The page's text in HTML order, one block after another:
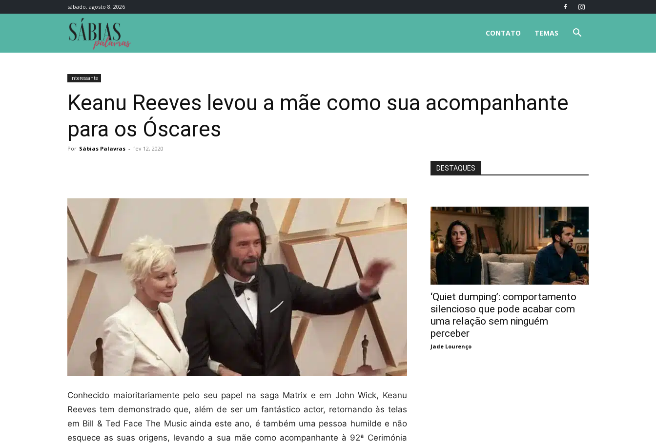
sábado, agosto 8, 2026
TEMAS
CONTATO
Interessante
Keanu Reeves levou a mãe como sua acompanhante
para os Óscares
Por Sábias Palavras - fev 12, 2020
Conhecido maioritariamente pelo seu papel na saga Matrix e em John Wick, Keanu
Reeves tem demonstrado que, além de ser um fantástico actor, retornando às telas
em Bill & Ted Face The Music ainda este ano, é também uma pessoa humilde e não
esquece as suas origens, levando a sua mãe como acompanhante à 92ª Cerimónia
DESTAQUES
‘Quiet dumping’: comportamento
silencioso que pode acabar com
uma relação sem ninguém
perceber
Jade Lourenço